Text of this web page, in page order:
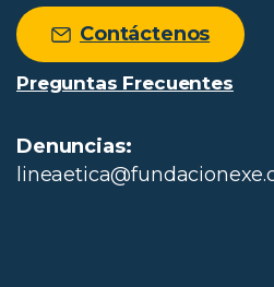
Contáctenos
Preguntas Frecuentes
Denuncias: